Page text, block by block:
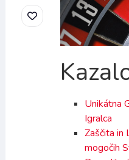
Unikátna
Igralca
Zaščita in
mogočih